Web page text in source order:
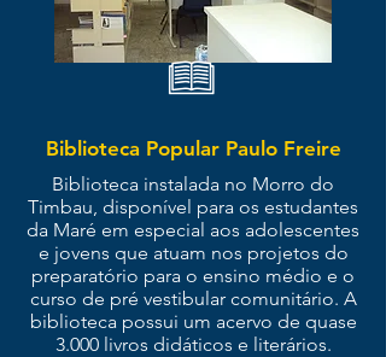
Biblioteca Popular Paulo Freire
Biblioteca instalada no Morro do
Timbau, disponível para os estudantes
da Maré em especial aos adolescentes
e jovens que atuam nos projetos do
preparatório para o ensino médio e o
curso de pré vestibular comunitário. A
biblioteca possui um acervo de quase
3.000 livros didáticos e literários.